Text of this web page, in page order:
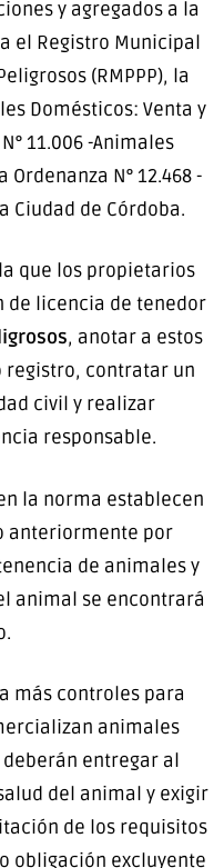
y agregados a la
el Registro Municipal
(RMPPP), la
Domésticos: Venta y
11.006 -Animales
N° 12.468 -
Ciudad de Córdoba.
que los propietarios
de licencia de tenedor
, anotar a estos
registro, contratar un
civil y realizar
responsable.
la norma establecen
anteriormente por
de animales y
animal se encontrará
más controles para
animales
entregar al
del animal y exigir
de los requisitos
obligación excluyente